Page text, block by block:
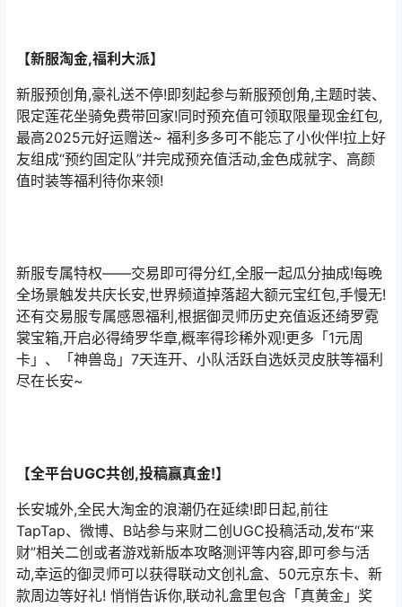
【新服淘金,福利大派】
新服预创角,豪礼送不停!即刻起参与新服预创角,主题时装、
限定莲花坐骑免费带回家!同时预充值可领取限量现金红包,
最高2025元好运赠送~ 福利多多可不能忘了小伙伴!拉上好
友组成“预约固定队”并完成预充值活动,金色成就字、高颜
值时装等福利待你来领!
新服专属特权——交易即可得分红,全服一起瓜分抽成!每晚
全场景触发共庆长安,世界频道掉落超大额元宝红包,手慢无!
还有交易服专属感恩福利,根据御灵师历史充值返还绮罗霓
裳宝箱,开启必得绮罗华章,概率得珍稀外观!更多「1元周
卡」、「神兽岛」7天连开、小队活跃自选妖灵皮肤等福利
尽在长安~
【全平台UGC共创,投稿赢真金!】
长安城外,全民大淘金的浪潮仍在延续!即日起,前往
TapTap、微博、B站参与来财二创UGC投稿活动,发布“来
财”相关二创或者游戏新版本攻略测评等内容,即可参与活
动,幸运的御灵师可以获得联动文创礼盒、50元京东卡、新
款周边等好礼! 悄悄告诉你,联动礼盒里包含「真黄金」奖